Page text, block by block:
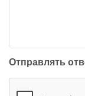
Отправлять